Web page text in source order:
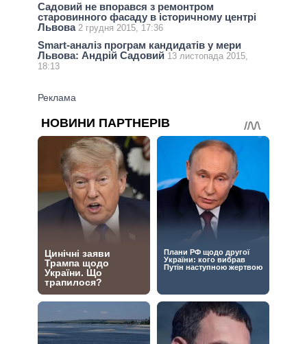
Садовий не впорався з ремонтром
старовинного фасаду в історичному центрі
Львова 2 грудня 2015, 17:36
Smart-аналіз програм кандидатів у мери
Львова: Андрій Садовий 13 листопада 2015,
18:13